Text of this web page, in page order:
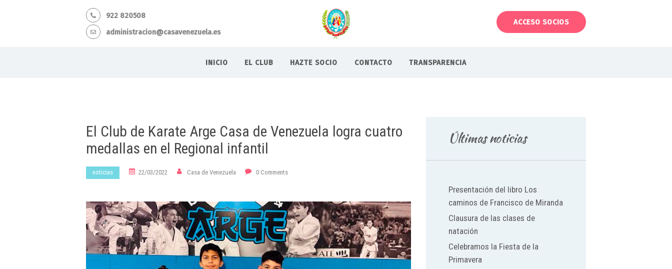
922 820508
administracion@casavenezuela.es
ACCESO SOCIOS
INICIO EL CLUB HAZTE SOCIO CONTACTO TRANSPARENCIA
Menu
El Club de Karate Arge Casa de Venezuela logra cuatro
medallas en el Regional infantil
noticias 22/03/2022 Casa de Venezuela 0 Comments
Últimas noticias
Presentación del libro Los
caminos de Francisco de Miranda
Clausura de las clases de
natación
Celebramos la Fiesta de la
Primavera